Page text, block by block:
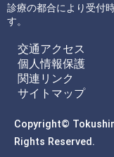
診療の都合により受付
す。
交通アクセス
個人情報保護
関連リンク
サイトマップ
Copyright©
Rights Reserved.